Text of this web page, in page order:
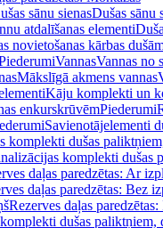
sānu sienasDušas sānu
atdalīšanas elementi
novietošanas kārbas
VannasVannas no
Mākslīgā akmens vannas
Kāju komplekti un
enkurskrūvēmPiederumi
Savienotājelementi
komplekti dušas
komplekti dušas
daļas paredzētas: Ar
daļas paredzētas: Bez
Rezerves daļas
dušas paliktņiem,